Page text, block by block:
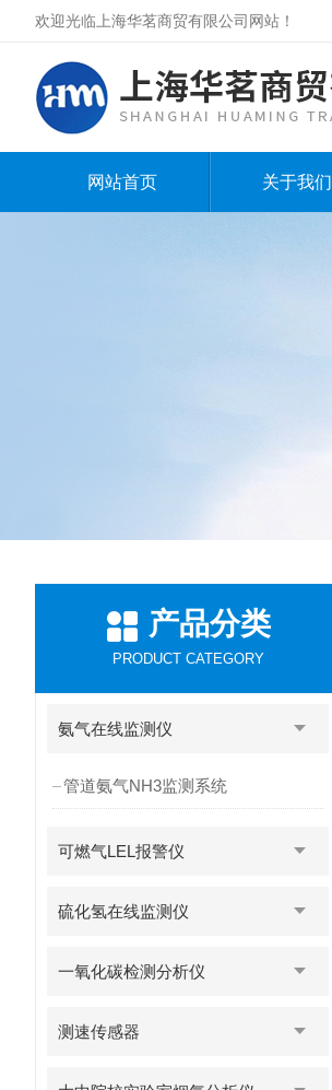
欢迎光临上海华茗商贸有限公司网站！
网站首页 关于我们
产品分类
PRODUCT CATEGORY
氨气在线监测仪
管道氨气NH3监测系统
可燃气LEL报警仪
硫化氢在线监测仪
一氧化碳检测分析仪
测速传感器